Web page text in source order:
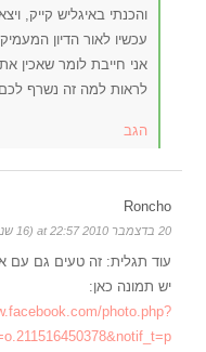
והכנתי באיגליש קייק,
עכשיו לאור הדיון
אני חייבת לומר שאכין
לראות למה זה נשרף לכם
הגב
Roncho
20 בדצמבר 2010 at 22:57 (16 שנים ago)
עוד תגלית: זה טעים גם עם
יש תמונה כאן:
photo.php?